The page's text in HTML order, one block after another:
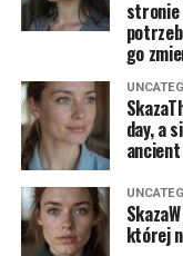
stronie
go
day, a
której